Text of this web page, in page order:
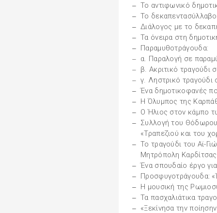
Το αντιφωνικό
Το δεκαπεντασύλλαβο
Διάλογος με το
Τα όνειρα στη
Παραμυθοτράγουδα:
α. Παραλογή σε
β. Ακριτικό τραγούδι
γ. Ληστρικό τραγούδι
Ένα δημοτικοφανές
Η Όλυμπος της
Ο Ήλιος στον κάμπο
Συλλογή του
«Τραπεζιού και του
Το τραγούδι του Αϊ-
Μητρόπολη Καρδίτσας
Ένα σπουδαίο έργο
Προσφυγοτράγουδα:
Η μουσική της
Τα πασχαλιάτικα
«Ξεκίνησα την